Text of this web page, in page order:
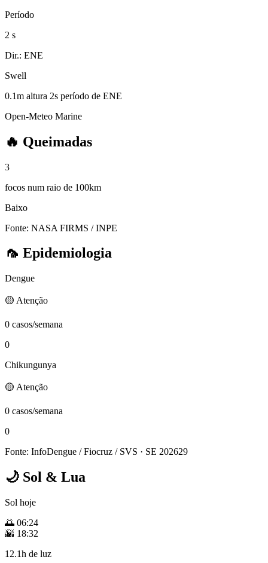
Período
2 s
Dir.: ENE
Swell
0.1m altura 2s período de ENE
Open-Meteo Marine
🔥 Queimadas
3
focos num raio de 100km
Baixo
Fonte: NASA FIRMS / INPE
🦟 Epidemiologia
Dengue
🟡 Atenção
0 casos/semana
0
Chikungunya
🟡 Atenção
0 casos/semana
0
Fonte: InfoDengue / Fiocruz / SVS · SE 202629
🌙 Sol & Lua
Sol hoje
🌅 06:24
🌇 18:32
12.1h de luz